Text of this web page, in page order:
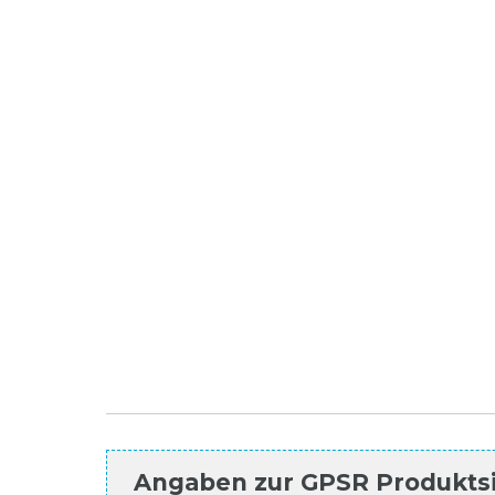
Angaben zur GPSR